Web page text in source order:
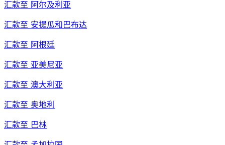
汇款至 阿尔及利亚
汇款至 安提瓜和巴布达
汇款至 阿根廷
汇款至 亚美尼亚
汇款至 澳大利亚
汇款至 奥地利
汇款至 巴林